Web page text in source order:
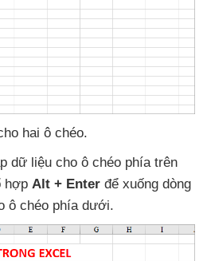
hai ô chéo.
dữ liệu cho ô chéo phía trên
hợp Alt + Enter để xuống dòng
ô chéo phía dưới.